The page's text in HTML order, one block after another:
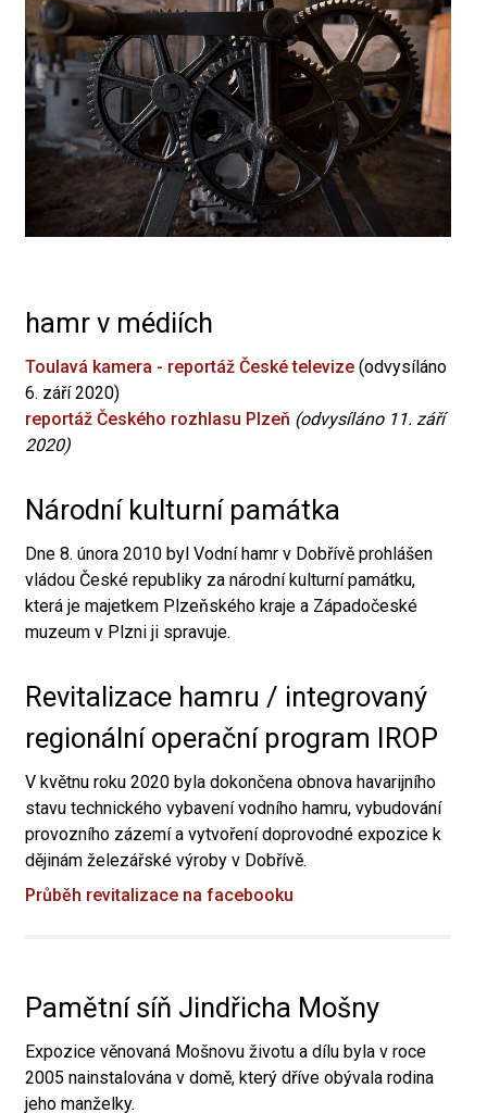
hamr v médiích
Toulavá kamera - reportáž České televize (odvysíláno
6. září 2020)
reportáž Českého rozhlasu Plzeň (odvysíláno 11. září
2020)
Národní kulturní památka
Dne 8. února 2010 byl Vodní hamr v Dobřívě prohlášen
vládou České republiky za národní kulturní památku,
která je majetkem Plzeňského kraje a Západočeské
muzeum v Plzni ji spravuje.
Revitalizace hamru / integrovaný
regionální operační program IROP
V květnu roku 2020 byla dokončena obnova havarijního
stavu technického vybavení vodního hamru, vybudování
provozního zázemí a vytvoření doprovodné expozice k
dějinám železářské výroby v Dobřívě.
Průběh revitalizace na facebooku
Pamětní síň Jindřicha Mošny
Expozice věnovaná Mošnovu životu a dílu byla v roce
2005 nainstalována v domě, který dříve obývala rodina
jeho manželky.